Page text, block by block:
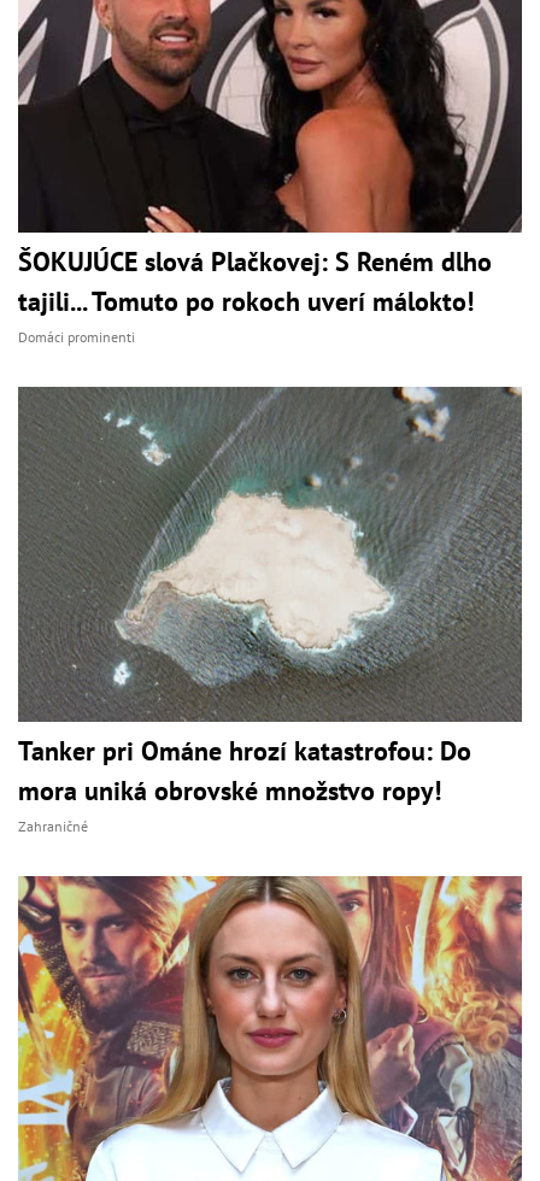
ŠOKUJÚCE slová Plačkovej: S Reném dlho
tajili... Tomuto po rokoch uverí málokto!
Domáci prominenti
Tanker pri Ománe hrozí katastrofou: Do
mora uniká obrovské množstvo ropy!
Zahraničné